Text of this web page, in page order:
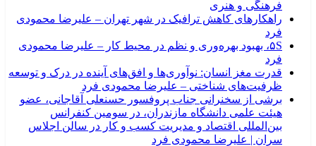
فرهنگی و هنری
راهکارهای کاهش ترافیک در شهر تهران – علیرضا محمودی
فرد
۵S، بهبود بهره‌وری و نظم در محیط کار – علیرضا محمودی
فرد
قدرت مغز انسان: نوآوری‌ها و افق‌های آینده در درک و توسعه
ظرفیت‌های شناختی – علیرضا محمودی فرد
برشی از سخنرانی جناب پروفسور حسنعلی آقاجانی، عضو
هیئت علمی دانشگاه مازندران، در سومین کنفرانس
بین‌المللی اقتصاد و مدیریت کسب و کار در سالن اجلاس
سران | علیرضا محمودی فرد